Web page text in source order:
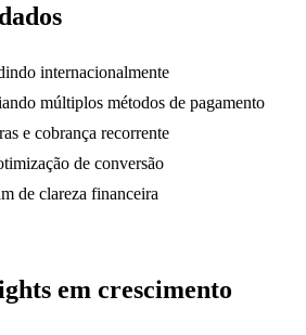
internacionalmente
múltiplos métodos de pagamento
e cobrança recorrente
de conversão
de clareza financeira
em crescimento